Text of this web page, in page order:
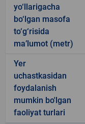
yo‘llarigacha
bo‘lgan masofa
to‘g‘risida
ma’lumot (metr)
Yer
uchastkasidan
foydalanish
mumkin bo'lgan
faoliyat turlari